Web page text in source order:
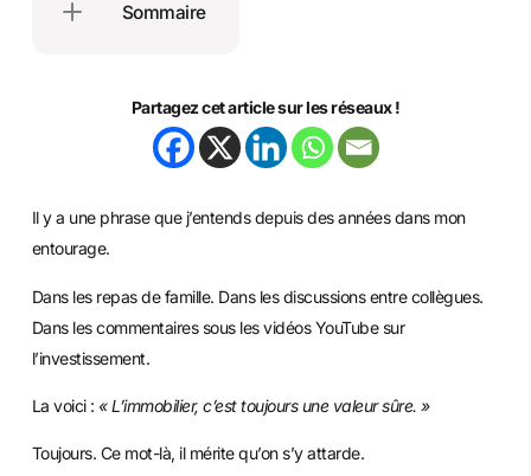
Sommaire
Partagez cet article sur les réseaux !
Il y a une phrase que j’entends depuis des années dans mon
entourage.
Dans les repas de famille. Dans les discussions entre collègues.
Dans les commentaires sous les vidéos YouTube sur
l’investissement.
La voici : « L’immobilier, c’est toujours une valeur sûre. »
Toujours. Ce mot-là, il mérite qu’on s’y attarde.